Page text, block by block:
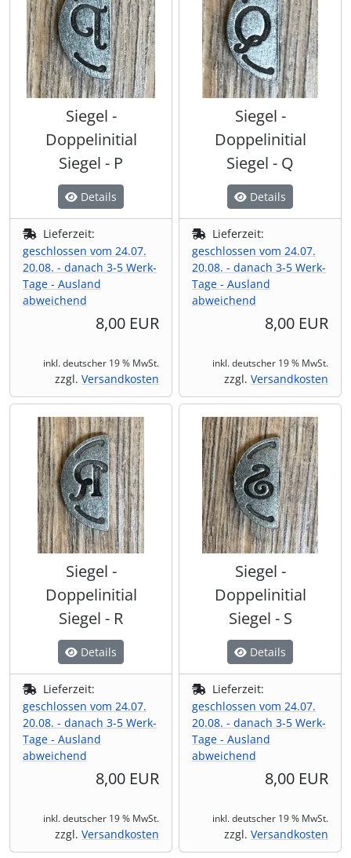
Siegel -
Doppelinitial
Siegel - P
Details
Lieferzeit:
geschlossen vom 24.07.
20.08. - danach 3-5 Werk-
Tage - Ausland
abweichend
8,00 EUR
inkl. deutscher 19 % MwSt.
zzgl. Versandkosten
Siegel -
Doppelinitial
Siegel - Q
Details
Lieferzeit:
geschlossen vom 24.07.
20.08. - danach 3-5 Werk-
Tage - Ausland
abweichend
8,00 EUR
inkl. deutscher 19 % MwSt.
zzgl. Versandkosten
Siegel -
Doppelinitial
Siegel - R
Details
Lieferzeit:
geschlossen vom 24.07.
20.08. - danach 3-5 Werk-
Tage - Ausland
abweichend
8,00 EUR
inkl. deutscher 19 % MwSt.
zzgl. Versandkosten
Siegel -
Doppelinitial
Siegel - S
Details
Lieferzeit:
geschlossen vom 24.07.
20.08. - danach 3-5 Werk-
Tage - Ausland
abweichend
8,00 EUR
inkl. deutscher 19 % MwSt.
zzgl. Versandkosten